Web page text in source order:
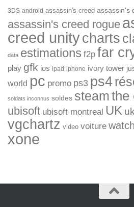
3DS android assassin's creed assassin's
assassin's creed rogue
creed unitycharts
data estimations f2p far
play gfk ios ipad iphone ivory tower
world pc promo ps3 ps4
soldats inconnus soldes steamthe
ubisoft ubisoft montreal UK
vgchartz video voiture
xone